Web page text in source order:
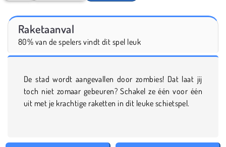
Raketaanval
80% van de spelers vindt dit spel leuk
De stad wordt aangevallen door zombies! Dat laat jij
toch niet zomaar gebeuren? Schakel ze één voor één
uit met je krachtige raketten in dit leuke schietspel.